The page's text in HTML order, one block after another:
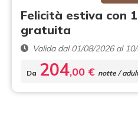
Felicità estiva con
gratuita
Valida dal 01/08/2026 al
Da 204,00 € notte /